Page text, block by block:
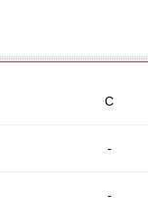
C
-
-